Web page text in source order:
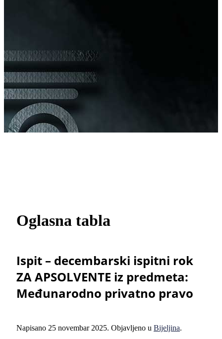
Oglasna tabla
Ispit – decembarski ispitni rok
ZA APSOLVENTE iz predmeta:
Međunarodno privatno pravo
Napisano 25 novembar 2025. Objavljeno u Bijeljina.